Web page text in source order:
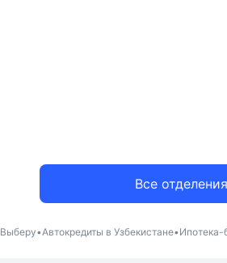
Все отделения
Выберу Автокредиты в Узбекистане Ипотека-